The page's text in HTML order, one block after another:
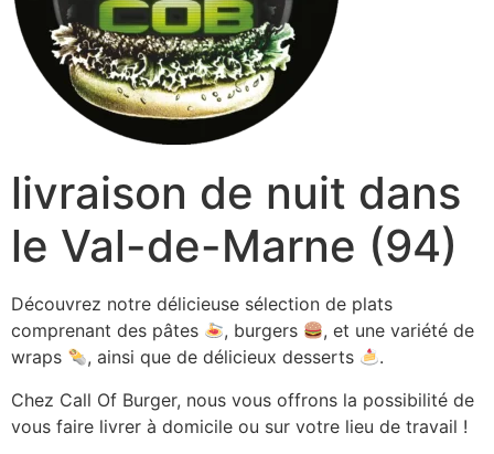
livraison de nuit dans
le Val-de-Marne (94)
Découvrez notre délicieuse sélection de plats
comprenant des pâtes
, burgers
, et une variété de
wraps
, ainsi que de délicieux desserts
.
Chez Call Of Burger, nous vous offrons la possibilité de
vous faire livrer à domicile ou sur votre lieu de travail !